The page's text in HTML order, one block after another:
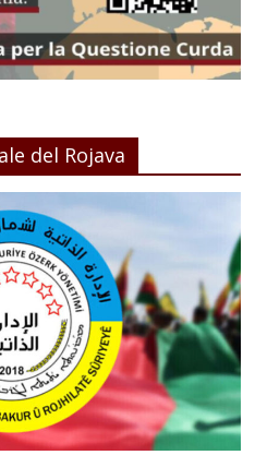
del Rojava